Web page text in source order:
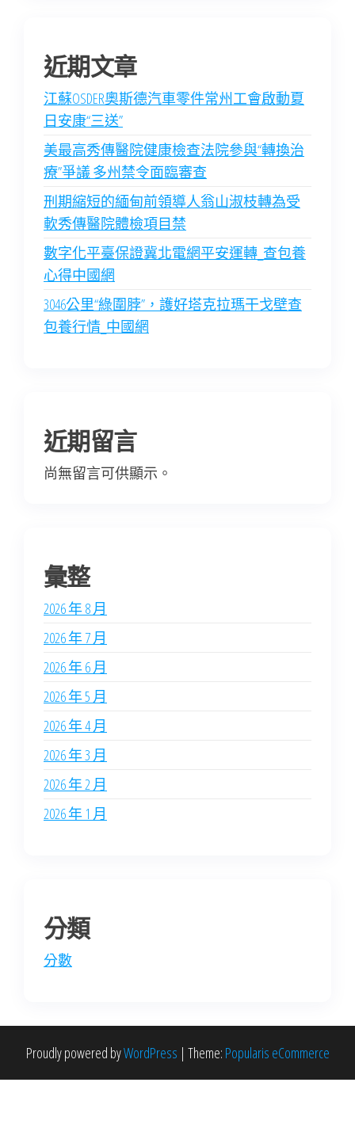
近期文章
江蘇OSDER奧斯德汽車零件常州工會啟動夏
日安康“三送”
美最高秀傳醫院健康檢查法院參與“轉換治
療”爭議 多州禁令面臨審查
刑期縮短的緬甸前領導人翁山淑枝轉為受
軟秀傳醫院體檢項目禁
數字化平臺保證冀北電網平安運轉_查包養
心得中國網
3046公里“綠圍脖”，護好塔克拉瑪干戈壁查
包養行情_中國網
近期留言
尚無留言可供顯示。
彙整
2026 年 8 月
2026 年 7 月
2026 年 6 月
2026 年 5 月
2026 年 4 月
2026 年 3 月
2026 年 2 月
2026 年 1 月
分類
分數
Proudly powered byWordPress | Theme: Popularis eCommerce